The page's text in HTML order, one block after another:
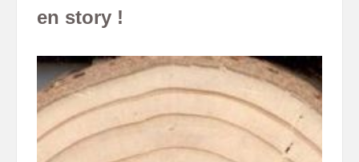
en story !
Lecteur
vidéo